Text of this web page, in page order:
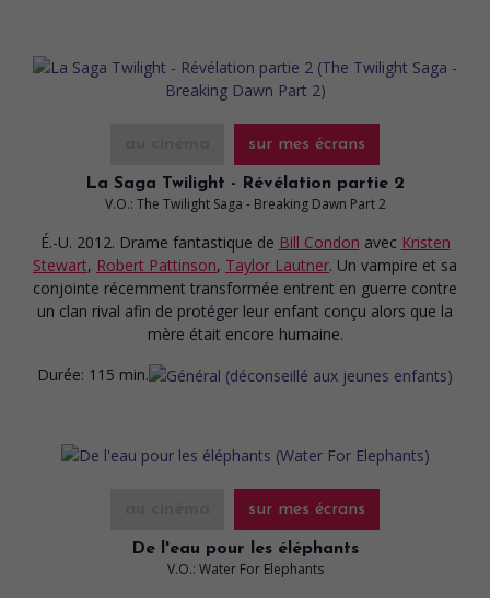
sur mes écrans
La Saga Twilight - Révélation partie 2
V.O.: The Twilight Saga - Breaking Dawn Part 2
É.-U. 2012. Drame fantastique de Bill Condon avec Kristen
Stewart, Robert Pattinson, Taylor Lautner. Un vampire et sa
conjointe récemment transformée entrent en guerre contre
un clan rival afin de protéger leur enfant conçu alors que la
mère était encore humaine.
Durée: 115 min.
sur mes écrans
De l'eau pour les éléphants
V.O.: Water For Elephants